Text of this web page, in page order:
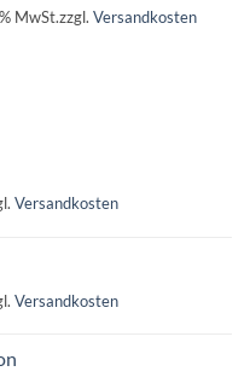
MwSt.zzgl. Versandkosten
Versandkosten
Versandkosten